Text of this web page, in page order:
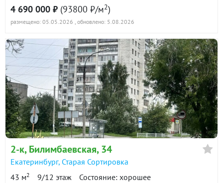
4 690 000 ₽ (93800 ₽/м2)
размещено: 05.05.2026 , обновлено: 5.08.2026
2-к, Билимбаевская, 34
Екатеринбург, Старая Сортировка
43 м2 9/12 этаж Состояние: хорошее